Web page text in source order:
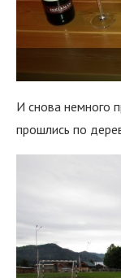
И снова немного
прошлись по